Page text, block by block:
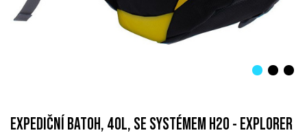
EXPEDIČNÍ BATOH, 40L, SE SYSTÉMEM H2O - EXPLORER